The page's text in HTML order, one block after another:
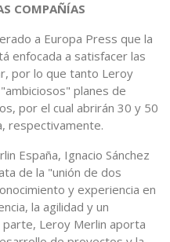
COMPAÑÍAS
a Europa Press que la
enfocada a satisfacer las
por lo que tanto Leroy
planes de
por el cual abrirán 30 y 50
respectivamente.
España, Ignacio Sánchez
de la "unión de dos
y experiencia en
la agilidad y un
Leroy Merlin aporta